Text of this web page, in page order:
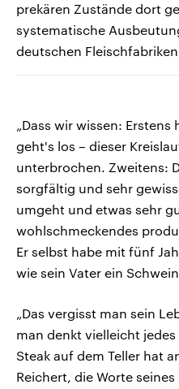
prekären Zustände dort
systematische
deutschen
„Dass wir wissen:
geht's los – dieser
unterbrochen. Zweitens:
sorgfältig und sehr
umgeht und etwas sehr
wohlschmeckendes
Er selbst habe mit fünf
wie sein Vater ein
„Das vergisst man sein
man denkt vielleicht
Steak auf dem Teller hat
Reichert, die Worte